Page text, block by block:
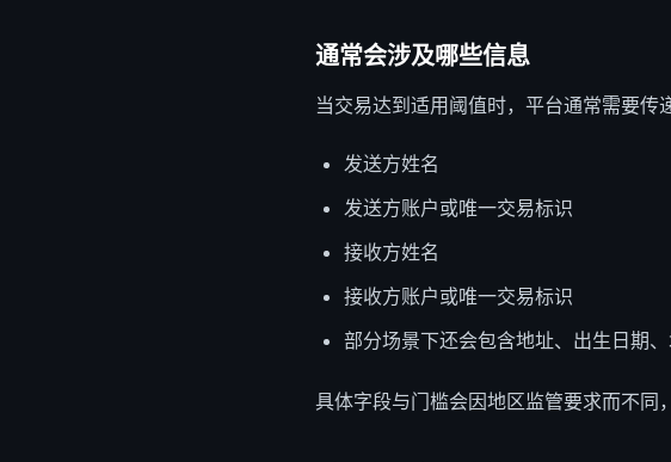
通常会涉及哪些信息
当交易达到适用阈值时，平台通常需要传
发送方姓名
发送方账户或唯一交易标识
接收方姓名
接收方账户或唯一交易标识
部分场景下还会包含地址、出生日期
具体字段与门槛会因地区监管要求而不同